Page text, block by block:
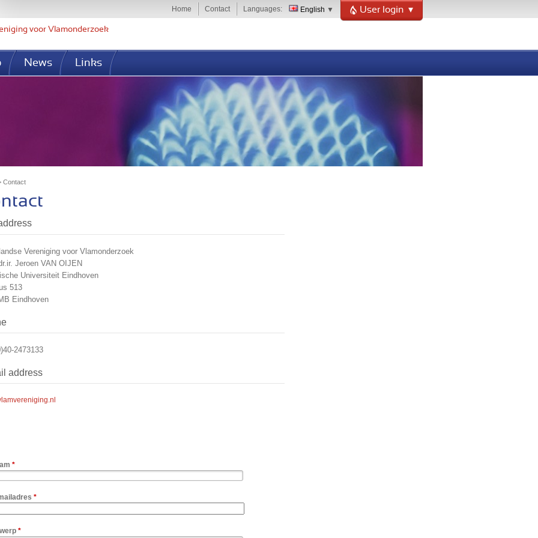
voor Vlamonderzoek
User login
Languages English
Home Contact
are here
Contact
Vereniging voor Vlamonderzoek
Jeroen VAN OIJEN
Universiteit Eindhoven
513
Eindhoven
2473133
address
*
*
*
News Links